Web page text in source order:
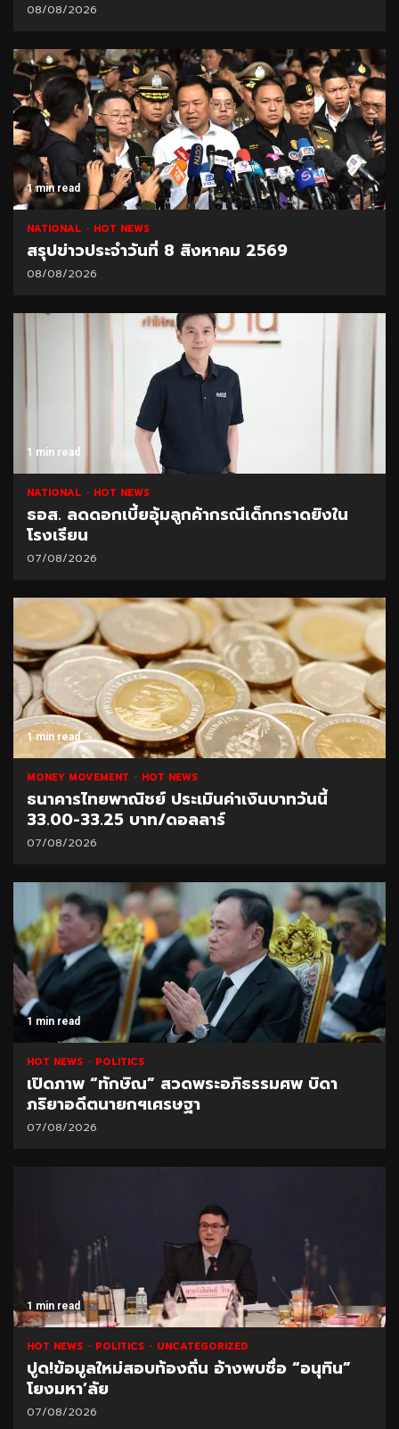
08/08/2026
1 min read
NATIONAL HOT NEWS
สรุปข่าวประจำวันที่ 8 สิงหาคม 2569
08/08/2026
1 min read
NATIONAL HOT NEWS
ธอส. ลดดอกเบี้ยอุ้มลูกค้ากรณีเด็กกราดยิงใน
โรงเรียน
07/08/2026
1 min read
MONEY MOVEMENT HOT NEWS
ธนาคารไทยพาณิชย์ ประเมินค่าเงินบาทวันนี้
33.00-33.25 บาท/ดอลลาร์
07/08/2026
1 min read
HOT NEWS POLITICS
เปิดภาพ “ทักษิณ” สวดพระอภิธรรมศพ บิดา
ภริยาอดีตนายกฯเศรษฐา
07/08/2026
1 min read
HOT NEWS POLITICS UNCATEGORIZED
ปูด!ข้อมูลใหม่สอบท้องถิ่น อ้างพบชื่อ “อนุทิน”
โยงมหา’ลัย
07/08/2026